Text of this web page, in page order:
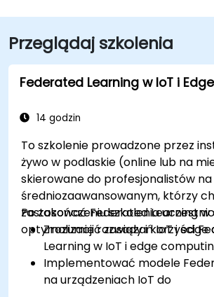
Przeglądaj szkolenia
Federated Learning w IoT i
14 godzin
To szkolenie prowadzone przez
żywo w podlaskie (online lub na
skierowane do profesjonalistów
średniozaawansowanym, którzy
zastosować Federated Learning w
optymalizacji rozwiązań IoT i edge
Po zakończeniu szkolenia
Zrozumieć zasady i korzyści
Learning w IoT i edge
Implementować modele
na urządzeniach IoT do